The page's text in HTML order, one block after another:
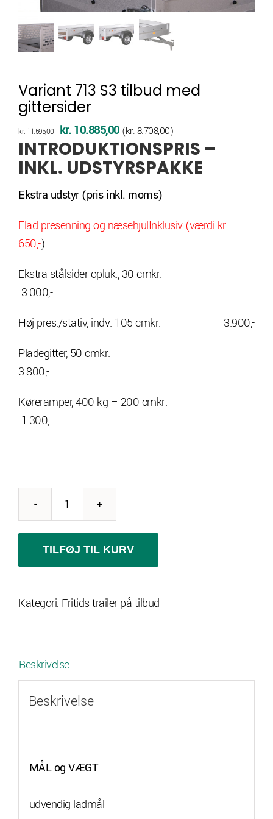
Variant 713 S3 tilbud med
gittersider
kr.11.595,00
Den
oprindelige
pris
kr. 11.595,00.
kr. 10.885,00Den
aktuelle
pris
kr. 10.885,00.
(kr.8.708,00)
INTRODUKTIONSPRIS –
INKL. UDSTYRSPAKKE
Ekstra udstyr (pris inkl. moms)
Flad presenning og næsehjulInklusiv (værdi kr.
650,-)
Ekstra stålsider opluk., 30 cmkr.
3.000,-
Høj pres./stativ, indv. 105 cmkr. 3.900,-
Pladegitter, 50 cmkr.
3.800,-
Køreramper, 400 kg – 200 cmkr.
1.300,-
Variant
713
S3
tilbud
gittersider
TILFØJ TIL KURV
Kategori: Fritids trailer på tilbud
Beskrivelse
Beskrivelse
MÅL og VÆGT
udvendig ladmål